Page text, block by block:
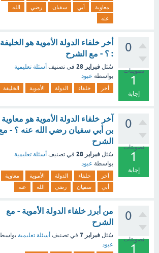
معاوية
أبي سفيان رضي
الله
عنه
0
تصويتات
1
إجابة
أخر خلفاء الدولة الأموية هو الخليفة
: ؟ - مع الشرح
سُئل فبراير 28 في تصنيف أسئلة تعليمية
بواسطة عبود
أخر خلفاء الدولة الأموية الخليفة
0
تصويتات
1
إجابة
آخر خلفاء الدولة الأموية هو معاوية
بن أبي سفيان رضي الله عنه ؟ -
الشرح
سُئل فبراير 28 في تصنيف أسئلة تعليمية
بواسطة عبود
آخر خلفاء الدولة الأموية
معاوية
أبي
سفيان رضي الله عنه
0
تصويتات
1
من أبرز خلفاء الدولة الأموية - مع
الشرح
سُئل فبراير 7 في تصنيف أسئلة تعليمية
عبود